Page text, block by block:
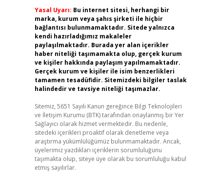
Yasal Uyarı: Bu internet sitesi, herhangi bir
marka, kurum veya şahıs şirketi ile hiçbir
bağlantısı bulunmamaktadır. Sitede yalnızca
kendi hazırladığımız makaleler
paylaşılmaktadır. Burada yer alan içerikler
haber niteliği taşımamakta olup, gerçek kurum
ve kişiler hakkında paylaşım yapılmamaktadır.
Gerçek kurum ve kişiler ile isim benzerlikleri
tamamen tesadüfidir. Sitemizdeki bilgiler taslak
halindedir ve tavsiye niteliği taşımazlar.
Sitemiz, 5651 Sayılı Kanun gereğince Bilgi Teknolojileri
ve İletişim Kurumu (BTK) tarafından onaylanmış bir Yer
Sağlayıcı olarak hizmet vermektedir. Bu nedenle,
sitedeki içerikleri proaktif olarak denetleme veya
araştırma yükümlülüğümüz bulunmamaktadır. Ancak,
üyelerimiz yazdıkları içeriklerin sorumluluğunu
taşımakta olup, siteye üye olarak bu sorumluluğu kabul
etmiş sayılırlar.